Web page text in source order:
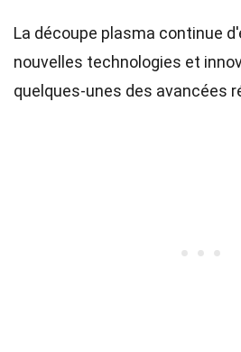
La découpe plasma continue
nouvelles technologies et
quelques-unes des avancées